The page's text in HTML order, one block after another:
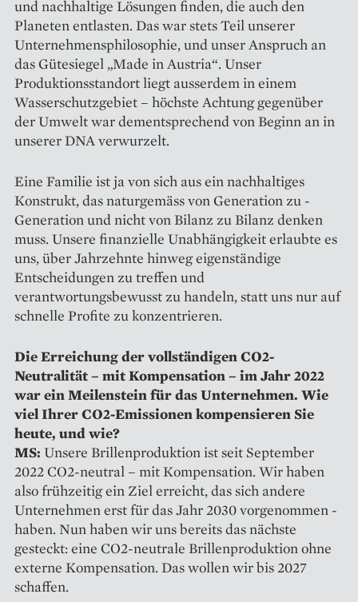
und ­nachhaltige Lösungen finden, die auch den
Planeten entlasten. Das war stets Teil unserer
Unternehmensphilosophie, und unser Anspruch an
das Gütesiegel „Made in Austria“. Unser
Produktions­standort liegt ausserdem in einem
Wasserschutzgebiet – höchste Achtung gegenüber
der Umwelt war dementsprechend von Beginn an in
unserer DNA verwurzelt.
Eine Familie ist ja von sich aus ein nachhaltiges
Konstrukt, das naturgemäss von Generation zu ­
Generation und nicht von Bilanz zu Bilanz denken
muss. Unsere finanzielle Unabhängigkeit erlaubte es
uns, über Jahrzehnte hinweg eigenständige
Entscheidungen zu treffen und
verantwortungsbewusst zu handeln, statt uns nur auf
schnelle Profite zu konzentrieren.
Die Erreichung der vollständigen CO2-
Neutralität – mit Kompensation – im Jahr 2022
war ein Meilenstein für das Unternehmen. Wie
viel Ihrer CO2-Emissionen kompensieren Sie
heute, und wie?
MS: Unsere Brillenproduktion ist seit September
2022 CO2-neutral – mit Kompensation. Wir haben
also frühzeitig ein Ziel erreicht, das sich andere
Unternehmen erst für das Jahr 2030 vorgenommen ­
haben. Nun haben wir uns bereits das nächste
gesteckt: eine CO2-neutrale Brillenproduktion ohne
externe Kompensation. Das wollen wir bis 2027
schaffen.